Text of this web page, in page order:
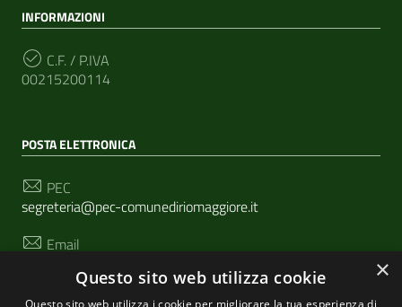
INFORMAZIONI
C.F. / P.IVA
00215200114
POSTA ELETTRONICA
PEC
segreteria@pec-comunediriomaggiore.it
Email
×
Questo sito web utilizza cookie
Questo sito web utilizza i cookie per migliorare la tua esperienza di